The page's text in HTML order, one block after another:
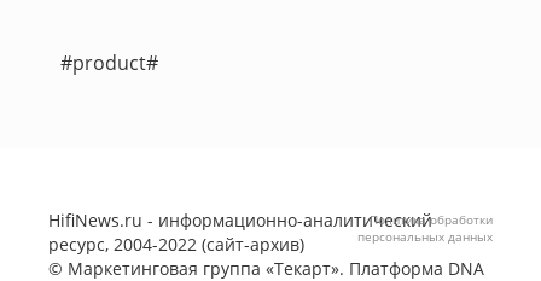
#product#
HifiNews.ru - информационно-аналитический
ресурс, 2004-2022 (сайт-архив)
© Маркетинговая группа «Текарт». Платформа DNA
Политика обработки
персональных данных